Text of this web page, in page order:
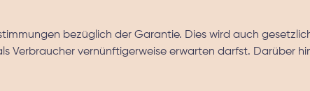
bezüglich der Garantie. Dies wird auch
Verbraucher vernünftigerweise erwarten darfst. Darüber